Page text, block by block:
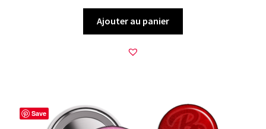
Ajouter au panier
Save